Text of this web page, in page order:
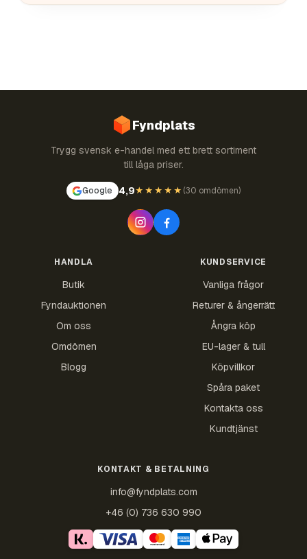
Fyndplats
Trygg svensk e-handel med ett brett sortiment
till låga priser.
Google 4,9★★★★★ (30 omdömen)
HANDLA
Butik
Fyndauktionen
Om oss
Omdömen
Blogg
KUNDSERVICE
Vanliga frågor
Returer & ångerrätt
Ångra köp
EU-lager & tull
Köpvillkor
Spåra paket
Kontakta oss
Kundtjänst
KONTAKT & BETALNING
info@fyndplats.com
+46 (0) 736 630 990